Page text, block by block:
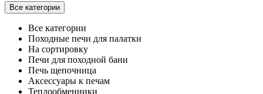
Все категории
Все категории
Походные печи для палатки
На сортировку
Печи для походной бани
Печь щепочница
Аксессуары к печам
Теплообменники